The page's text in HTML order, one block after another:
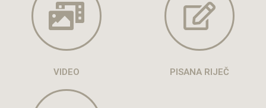
VIDEO PISANA RIJEČ